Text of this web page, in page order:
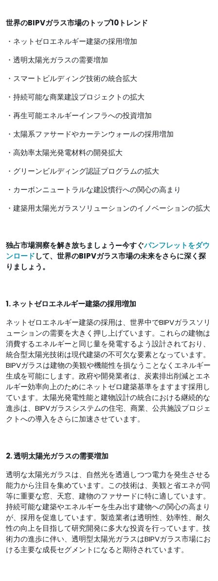
世界のBIPVガラス市場の トップ10トレンド
・ネットゼロエネルギー建築の採用増加
・透明太陽光ガラスの需要増加
・スマートビルディング技術の統合拡大
・持続可能な商業建設プロジェクトの拡大
・再生可能エネルギーインフラへの投資増加
・太陽系ファサードやカーテンウォールの採用増加
・高効率太陽光発電材料の開発拡大
・グリーンビルディング認証プログラムの拡大
・カーボンニュートラルな建設慣行への関心の高まり
・建築用太陽光ガラスソリューションのイノベーションの拡大
独占市場洞察を解き放ちましょう—今すぐパンフレットをダウ
ンロードして、世界のBIPVガラス市場の未来をさらに深く探
りましょう。
1. ネットゼロエネルギー建築の採用増加
ネットゼロエネルギー建築の採用は、世界中でBIPVガラスソリ
ューションの需要を大きく押し上げています。これらの建物は
消費するエネルギーと同じ量を発電するよう設計されており、
統合型太陽光技術は現代建築の不可欠な要素となっています。
BIPVガラスは建物の美観や機能性を損なうことなくエネルギー
生成を可能にします。政府や開発業者は、炭素排出削減とエネ
ルギー効率向上のためにネットゼロ建築基準をますます採用し
ています。太陽光発電性能と建物設計の統合における継続的な
進歩は、BIPVガラスシステムの住宅、商業、公共施設プロジェ
クトへの導入をさらに加速させています。
2. 透明太陽光ガラスの需要増加
透明な太陽光ガラスは、自然光を透過しつつ電力を発生させる
能力から注目を集めています。この技術は、美観と省エネが同
等に重要な窓、天窓、建物のファサードに特に適しています。
持続可能な建築やエネルギーを生み出す建物への関心の高まり
が、採用を促進しています。製造業者は透明性、効率性、耐久
性の向上を目指して研究開発に多大な投資を行っています。技
術力の進歩に伴い、透明型太陽光ガラスはBIPVガラス市場にお
ける主要な成長セグメントになると期待されています。